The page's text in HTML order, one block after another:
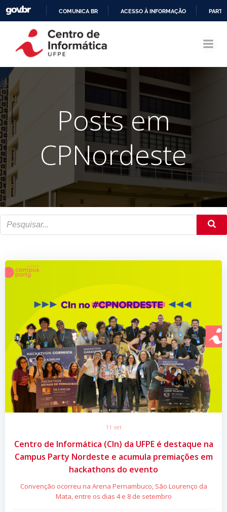
CONTEÚDO
COMUNICA BR ACESSO À INFORMAÇÃO
Posts em
CPNordeste
11 set
Centro de Informática (CIn) da UFPE é destaque na
Campus Party Nordeste e acumula premiações em
hackathons do evento
Convenção ocorreu na Arena Pernambuco, São Lourenço da
Mata, entre os dias 4 e 8 de setembro